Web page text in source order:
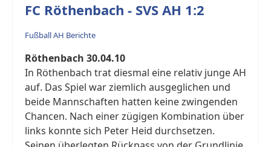
FC Röthenbach - SVS AH 1:2
Fußball AH Berichte
Röthenbach 30.04.10
In Röthenbach trat diesmal eine relativ junge AH
auf. Das Spiel war ziemlich ausgeglichen und
beide Mannschaften hatten keine zwingenden
Chancen. Nach einer zügigen Kombination über
links konnte sich Peter Heid durchsetzen.